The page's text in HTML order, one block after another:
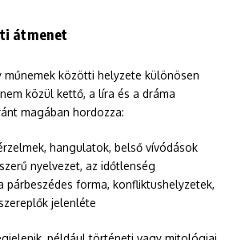
átmenet
műnemek közötti helyzete különösen
közül kettő, a líra és a dráma
magában hordozza:
hangulatok, belső vívódások
nyelvezet, az időtlenség
párbeszédes forma, konfliktushelyzetek,
jelenléte